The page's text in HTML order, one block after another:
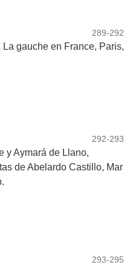
289-292
gauche en France, Paris,
292-293
y Aymará de Llano,
de Abelardo Castillo, Mar
293-295